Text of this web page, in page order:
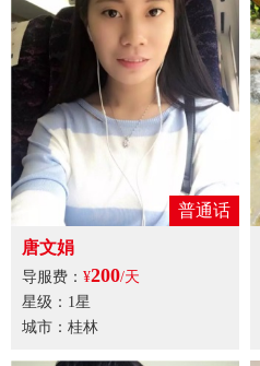
普通话
唐文娟
导服费： ¥200/天
星级：1星
城市：桂林